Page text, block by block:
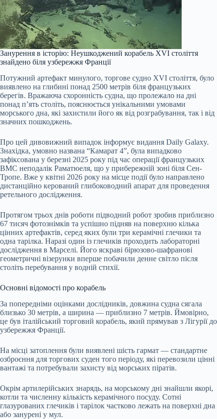
Занурення в історію: Неушкоджений корабель XVI століття
знайдено біля узбережжя Франції
Потужний артефакт минулого, торгове судно XVI століття, було
виявлено на глибині понад 2500 метрів біля французьких
берегів. Вражаюча схоронність судна, що пролежало на дні
понад п’ять століть, пояснюється унікальними умовами
морського дна, які захистили його як від розграбування, так і від
значних пошкоджень.
Про цей дивовижний випадок інформує видання Daily Galaxy.
Знахідка, умовно названа “Камарат 4”, була випадково
зафіксована у березні 2025 року під час операції французьких
ВМС неподалік Раматюеля, що у прибережній зоні біля Сен-
Тропе. Вже у квітні 2026 року на місце події було направлено
дистанційно керований глибоководний апарат для проведення
ретельного дослідження.
Протягом трьох днів роботи підводний робот зробив приблизно
67 тисяч фотознімків та успішно підняв на поверхню кілька
цінних артефактів, серед яких були три керамічні глечики та
одна тарілка. Наразі один із глечиків проходить лабораторні
дослідження в Марселі. Його яскраві бірюзово-шафранові
геометричні візерунки вперше побачили денне світло після
століть перебування у водній стихії.
Основні відомості про корабель
За попередніми оцінками дослідників, довжина судна сягала
близько 30 метрів, а ширина — приблизно 7 метрів. Ймовірно,
це був італійський торговий корабель, який прямував з Лігурії до
узбережжя Франції.
На місці затоплення були виявлені шість гармат — стандартне
озброєння для торгових суден того періоду, які перевозили цінні
вантажі та потребували захисту від морських піратів.
Окрім артилерійських знарядь, на морському дні знайшли якорі,
котли та численну кількість керамічного посуду. Сотні
глазурованих глечиків і тарілок частково лежать на поверхні дна
або занурені у мул.